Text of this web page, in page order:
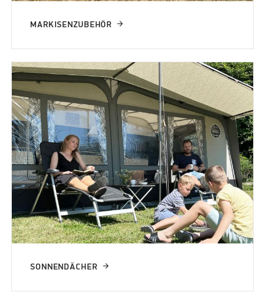
MARKISENZUBEHÖR
SONNENDÄCHER